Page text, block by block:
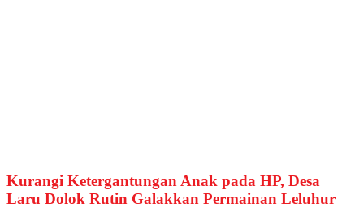
Kurangi Ketergantungan Anak pada HP, Desa
Laru Dolok Rutin Galakkan Permainan Leluhur